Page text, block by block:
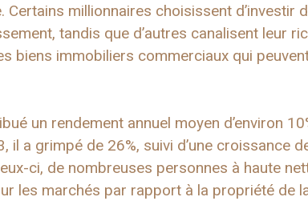
millionnaires choisissent d’investir
tandis que d’autres canalisent leur
biens immobiliers commerciaux qui
un rendement annuel moyen d’environ
il a grimpé de 26%, suivi d’une croissance
ci, de nombreuses personnes à haute
les marchés par rapport à la propriété de